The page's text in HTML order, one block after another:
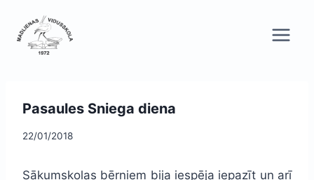
content
Pasaules Sniega diena
22/01/2018
Sākumskolas bērniem bija iespēja iepazīt un arī